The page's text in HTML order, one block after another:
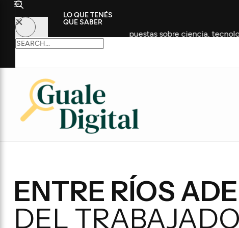
LO QUE TENÉS
QUE SABER
edición con propuestas sobre ciencia, tecnología y empleo
ENTRE RÍOS
DEL